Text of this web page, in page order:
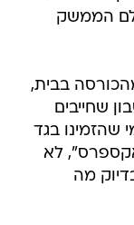
הממשק
בבית,
שחייבים
שהזמינו בגד
לא
מה